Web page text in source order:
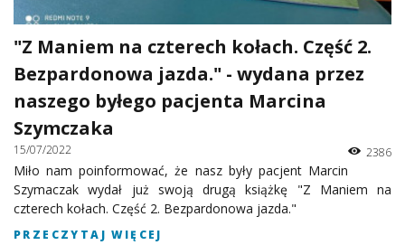
"Z Maniem na czterech kołach. Część 2.
Bezpardonowa jazda." - wydana przez
naszego byłego pacjenta Marcina
Szymczaka
15/07/2022 2386
Miło nam poinformować, że nasz były pacjent Marcin
Szymaczak wydał już swoją drugą książkę "Z Maniem na
czterech kołach. Część 2. Bezpardonowa jazda."
PRZECZYTAJ WIĘCEJ